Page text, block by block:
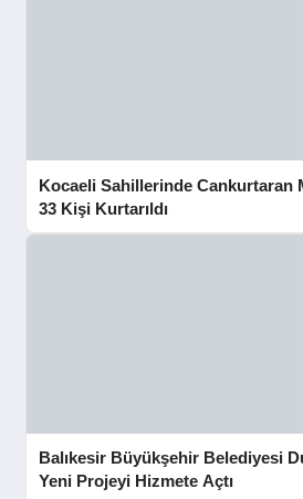
Kocaeli Sahillerinde Cankurtaran
33 Kişi Kurtarıldı
Balıkesir Büyükşehir Belediyesi
Yeni Projeyi Hizmete Açtı